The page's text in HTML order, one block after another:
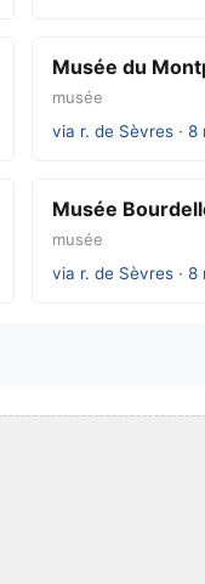
Musée du
musée
via r. de Sèvres · 8
Musée
musée
via r. de Sèvres · 8